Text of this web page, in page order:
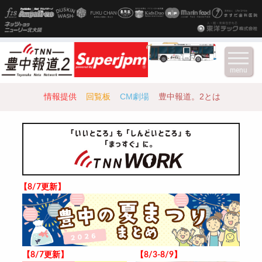
情報提供 回覧板 CM劇場 豊中報道。2とは
【8/7更新】
【8/7更新】 【8/3-8/9】
menu